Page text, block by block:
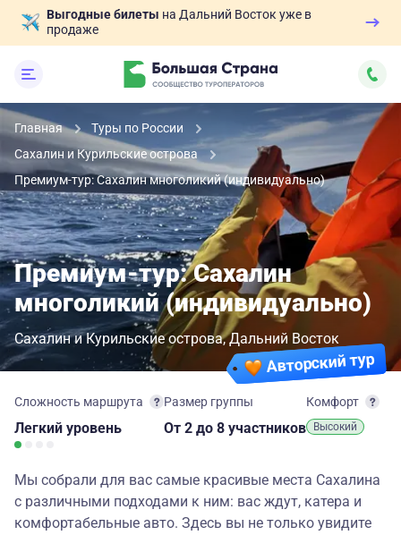
Выгодные билеты на Дальний Восток уже в
продаже
Главная
Туры по России
Сахалин и Курильские острова
Премиум-тур: Сахалин многоликий (индивидуально)
Авторский тур
Премиум-тур: Сахалин
многоликий (индивидуально)
Сахалин и Курильские острова Дальний Восток
Сложность маршрута
Легкий уровень
Комфорт
Высокий
Размер группы
От 2 до 8 участников
Мы собрали для вас самые красивые места Сахалина
с различными подходами к ним: вас ждут, катера и
комфортабельные авто. Здесь вы не только увидите